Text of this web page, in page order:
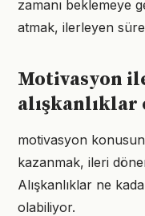
zamanı beklemeye
atmak, ilerleyen
Motivasyon
motivasyon
kazanmak, ileri
Alışkanlıklar ne
olabiliyor.